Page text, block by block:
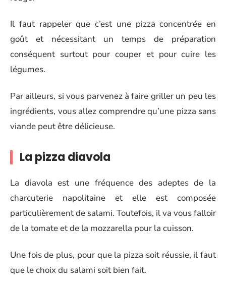
Il faut rappeler que c’est une pizza concentrée en
goût et nécessitant un temps de préparation
conséquent surtout pour couper et pour cuire les
légumes.
Par ailleurs, si vous parvenez à faire griller un peu les
ingrédients, vous allez comprendre qu’une pizza sans
viande peut être délicieuse.
La pizza diavola
La diavola est une fréquence des adeptes de la
charcuterie napolitaine et elle est composée
particulièrement de salami. Toutefois, il va vous falloir
de la tomate et de la mozzarella pour la cuisson.
Une fois de plus, pour que la pizza soit réussie, il faut
que le choix du salami soit bien fait.